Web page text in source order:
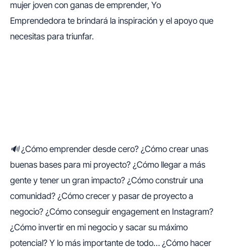
mujer joven con ganas de emprender, Yo
Emprendedora te brindará la inspiración y el apoyo que
necesitas para triunfar.
🔊 ¿Cómo emprender desde cero? ¿Cómo crear unas
buenas bases para mi proyecto? ¿Cómo llegar a más
gente y tener un gran impacto? ¿Cómo construir una
comunidad? ¿Cómo crecer y pasar de proyecto a
negocio? ¿Cómo conseguir engagement en Instagram?
¿Cómo invertir en mi negocio y sacar su máximo
potencial? Y lo más importante de todo… ¿Cómo hacer